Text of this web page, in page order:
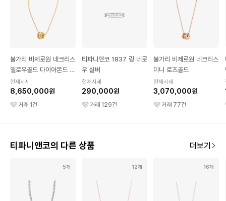
불가리 비제로원 네크리스
옐로우골드 다이아몬드 파
베
현재시세
8,650,000원
거래 1건
티파니앤코 1837 링 네로
우 실버
현재시세
290,000원
거래 129건
불가리 비제로원 네크리스
미니 로즈골드
현재시세
3,070,000원
거래 77건
티파니앤코의 다른 상품 더보기
5개 12개 16개